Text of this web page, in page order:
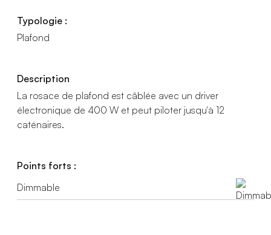
Typologie :
Plafond
Description
La rosace de plafond est câblée avec un driver
électronique de 400 W et peut piloter jusqu'à 12
caténaires.
Points forts :
Dimmable